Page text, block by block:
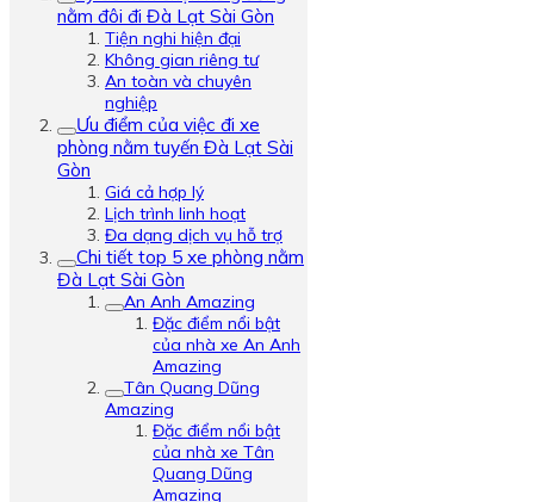
nằm đôi đi Đà Lạt Sài Gòn
Tiện nghi hiện đại
Không gian riêng tư
An toàn và chuyên
nghiệp
Ưu điểm của việc đi xe
phòng nằm tuyến Đà Lạt Sài
Gòn
Giá cả hợp lý
Lịch trình linh hoạt
Đa dạng dịch vụ hỗ trợ
Chi tiết top 5 xe phòng nằm
Đà Lạt Sài Gòn
An Anh Amazing
Đặc điểm nổi bật
của nhà xe An Anh
Amazing
Tân Quang Dũng
Amazing
Đặc điểm nổi bật
của nhà xe Tân
Quang Dũng
Amazing